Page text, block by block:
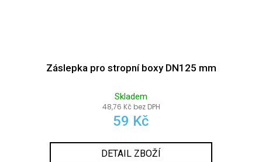
Záslepka pro stropní boxy DN125 mm
Skladem
48,76 Kč bez DPH
59 Kč
DETAIL ZBOŽÍ